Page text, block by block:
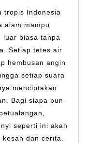
tropis Indonesia
alam mampu
luar biasa tanpa
Setiap tetes air
hembusan angin
setiap suara
menciptakan
Bagi siapa pun
seperti ini akan
dan cerita.